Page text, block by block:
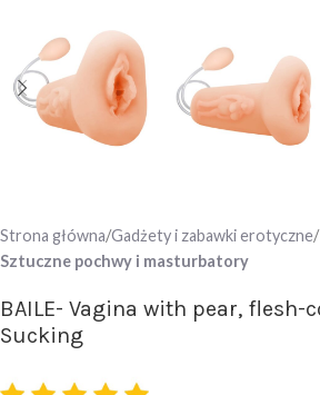
Strona główna Gadżety i zabawki erotyczne
Sztuczne pochwy i masturbatory
BAILE- Vagina with pear, flesh-
Sucking